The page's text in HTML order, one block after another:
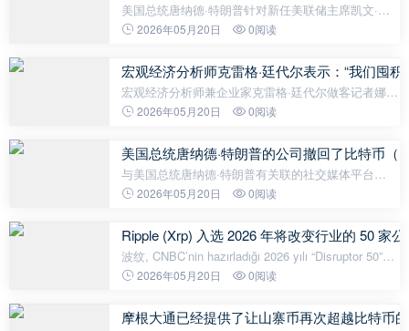
美国总统唐纳德·特朗普针对新任美联储主席凯文·沃
什的言论，以及与伊朗持续不断的紧张局势，使得利
已发表的采访中，特朗普向沃
2026年05月20日 0阅读
宏观经济分析师克雷格·廷代尔表示：“我们囤
宏观经济分析师兼企业家克雷格·廷代尔做客记者娜塔
莉·布鲁内尔的节目，讨论全球经济的危险转型。廷代
警告说：“是时候告别投机性
2026年05月20日 0阅读
美国总统唐纳德·特朗普的公司撤回了比特币
与美国总统唐纳德·特朗普有关联的社交媒体平台
Truth Social 做出了一个出人意料的举动。因此，与
(BTC) ETF 的申请。 彭
2026年05月20日 0阅读
Ripple (Xrp) 入选 2026 年将改变行业的 50 家
波纹, CNBC’nin hazırladığı 2026 yılı “Disruptor 50”
(Sektörü Dönüştüren 50 Şirket) listesinde 16. sırada
2026年05月20日 0阅读
摩根大通已经提供了让山寨币再次超越比特币